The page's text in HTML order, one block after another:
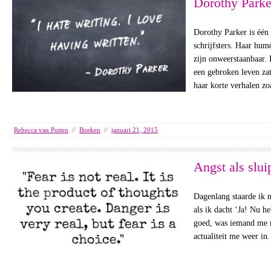
Dorothy Parker is
schrijfsters. Haar
zijn onweerstaanbaar.
een gebroken leven
haar korte verhalen
Rebecca van Putten // Boeken // januari 21, 2015
Angst als
Dagenlang staarde ik
als ik dacht ‘Ja! Nu
goed, was iemand
actualiteit me weer